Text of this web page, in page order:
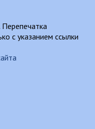
с указанием ссылки